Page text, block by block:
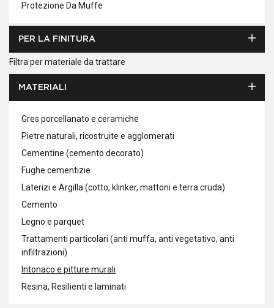
Protezione Da Muffe
PER LA FINITURA
Filtra per materiale da trattare
MATERIALI
Gres porcellanato e ceramiche
Pietre naturali, ricostruite e agglomerati
Cementine (cemento decorato)
Fughe cementizie
Laterizi e Argilla (cotto, klinker, mattoni e terra cruda)
Cemento
Legno e parquet
Trattamenti particolari (anti muffa, anti vegetativo, anti
infiltrazioni)
Intonaco e pitture murali
Resina, Resilienti e laminati